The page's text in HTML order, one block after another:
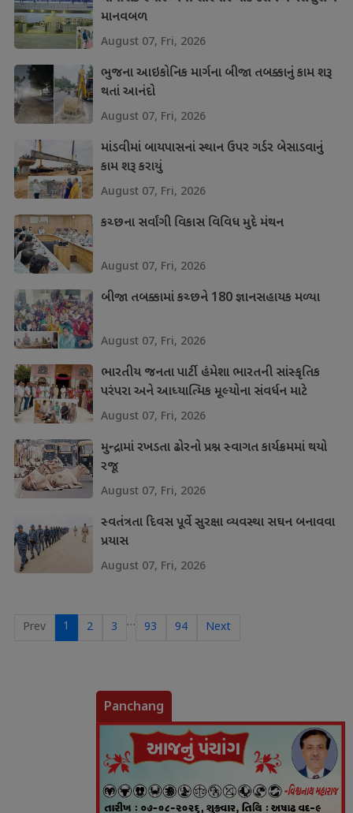
માનવબળ
August 07, Fri, 2026
ભુજના આઇકોનિક માર્ગના બીજા તબક્કાનું કામ શરૂ
થતાં આનંદો
August 07, Fri, 2026
માંડવીમાં બાયપાસનાં સ્થાન ઉપર ગર્ડર બેસાડવાનું
કામ શરૂ કરાયું
August 07, Fri, 2026
કચ્છના સર્વાંગી વિકાસ વિવિધ મુદે મંથન
August 07, Fri, 2026
બીજા તબક્કામાં કચ્છને 180 જ્ઞાનસહાયક મળ્યા
August 07, Fri, 2026
ભારતીય જનતા પાર્ટી હંમેશા ભારતની સાંસ્કૃતિક
પરંપરા અને આધ્યાત્મિક મૂલ્યોના સંવર્ધન માટે
પ્રતિબદ્ધ
August 07, Fri, 2026
મુન્દ્રામાં રખડતા ઢોરનો પ્રશ્ન સ્વાગત કાર્યક્રમમાં થયો
રજૂ
August 07, Fri, 2026
સ્વતંત્રતા દિવસ પૂર્વે સુરક્ષા વ્યવસ્થા સઘન બનાવવા
પ્રયાસ
August 07, Fri, 2026
Prev 1 2 3 … 93 94 Next
Panchang